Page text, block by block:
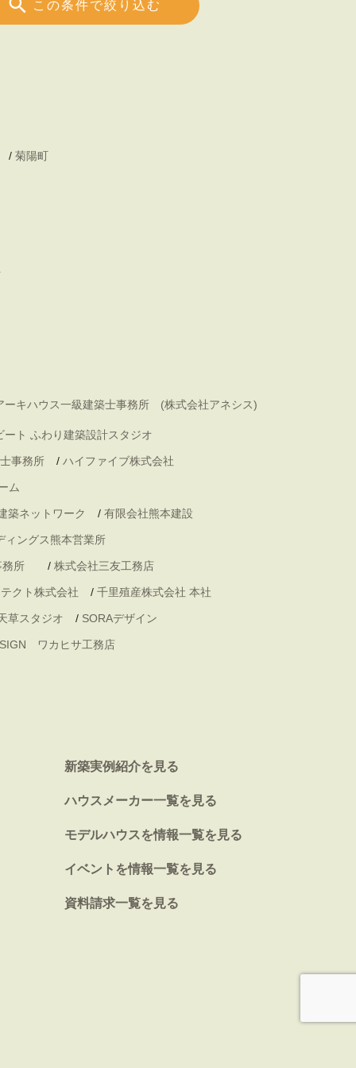
この条件で絞り込む
/ 菊陽町
ーキハウス一級建築士事務所 (株式会社アネシス)
ート ふわり建築設計スタジオ
事務所 / ハイファイブ株式会社
ム
築ネットワーク / 有限会社熊本建設
ィングス熊本営業所
務所 / 株式会社三友工務店
クト株式会社 / 千里殖産株式会社 本社
草スタジオ / SORAデザイン
ワカヒサ工務店
新築実例紹介を見る
ハウスメーカー一覧を見る
モデルハウスを情報一覧を見る
イベントを情報一覧を見る
資料請求一覧を見る